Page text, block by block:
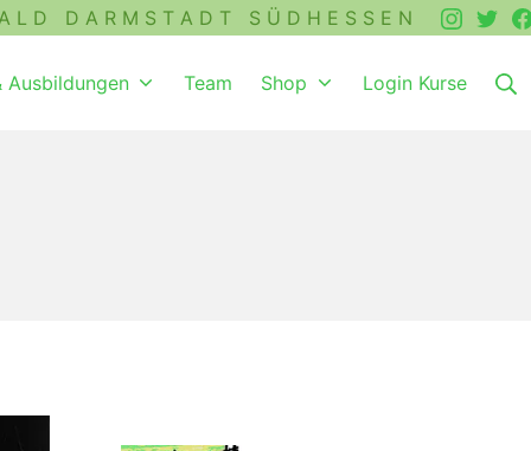
D D A R M S T A D T S Ü D H E S S E N
Ausbildungen Team Shop Login Kurse